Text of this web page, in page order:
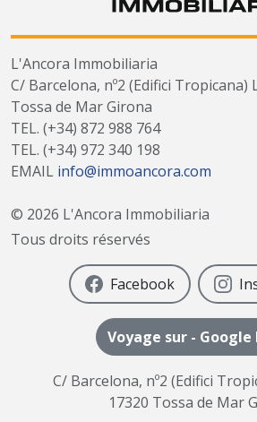
L'Ancora Immobiliaria
C/ Barcelona, nº2 (Edifici Tropicana)
Tossa de Mar Girona
TEL. (+34) 872 988 764
TEL. (+34) 972 340 198
EMAIL info@immoancora.com
© 2026 L'Ancora Immobiliaria
Tous droits réservés
Facebook
Voyage sur - Google
C/ Barcelona, nº2 (Edifici
17320 Tossa de Mar